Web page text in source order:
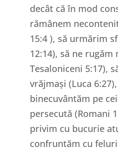
decât că în mod
rămânem
15:4 ), să urmărim
12:14), să ne rugăm
Tesaloniceni 5:17),
vrăjmași (Luca
binecuvântăm pe
persecută (Romani
privim cu bucurie
confruntăm cu